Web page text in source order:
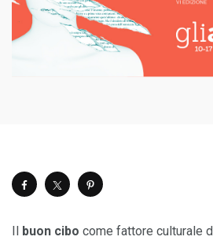
buon cibo come fattore culturale